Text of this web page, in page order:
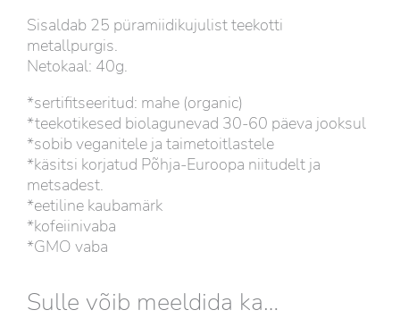
Sisaldab 25 püramiidikujulist teekotti
metallpurgis.
Netokaal: 40g.
*sertifitseeritud: mahe (organic)
*teekotikesed biolagunevad 30-60 päeva jooksul
*sobib veganitele ja taimetoitlastele
*käsitsi korjatud Põhja-Euroopa niitudelt ja
metsadest.
*eetiline kaubamärk
*kofeiinivaba
*GMO vaba
Sulle võib meeldida ka…